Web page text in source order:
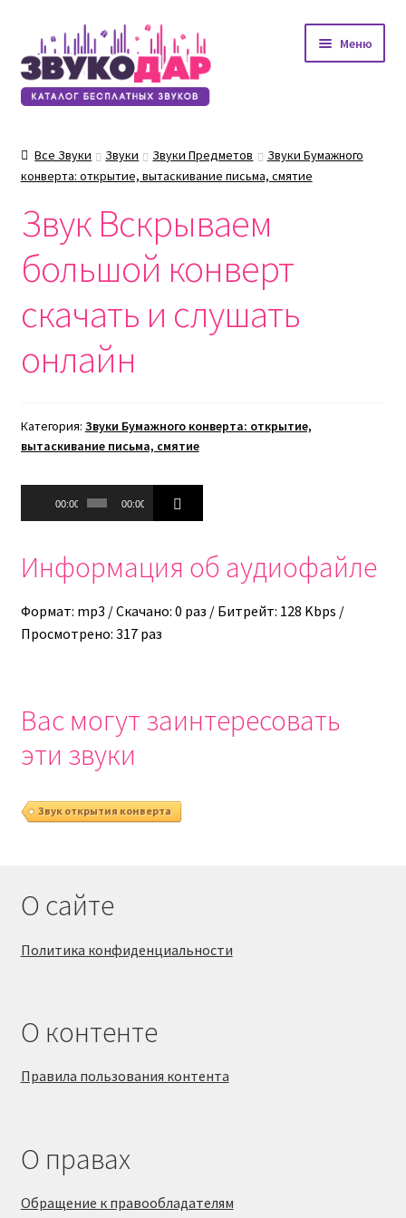
Перейти
к
навигации
Перейти
к
содержимому
Меню
Все Звуки Звуки Звуки Предметов
Звуки Бумажного
конверта: открытие, вытаскивание письма, смятие
Звук Вскрываем
большой конверт
скачать и слушать
онлайн
Категория: Звуки Бумажного конверта: открытие,
вытаскивание письма, смятие
Аудиоплеер
00:00 00:00
Информация об аудиофайле
Формат: mp3 / Скачано: 0 раз / Битрейт: 128 Kbps /
Просмотрено: 317 раз
Вас могут заинтересовать
эти звуки
Звук открытия конверта
О сайте
Политика конфиденциальности
О контенте
Правила пользования контента
О правах
Обращение к правообладателям